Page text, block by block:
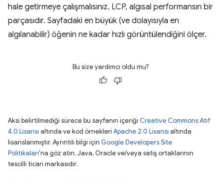
hale getirmeye çalışmalısınız. LCP, algısal performansın bir
parçasıdır. Sayfadaki en büyük (ve dolayısıyla en
algılanabilir) öğenin ne kadar hızlı görüntülendiğini ölçer.
Bu size yardımcı oldu mu?
Aksi belirtilmediği sürece bu sayfanın içeriği Creative Commons Atıf
4.0 Lisansı altında ve kod örnekleri Apache 2.0 Lisansı altında
lisanslanmıştır. Ayrıntılı bilgi için Google Developers Site
Politikaları'na göz atın. Java, Oracle ve/veya satış ortaklarının
tescilli ticari markasıdır.